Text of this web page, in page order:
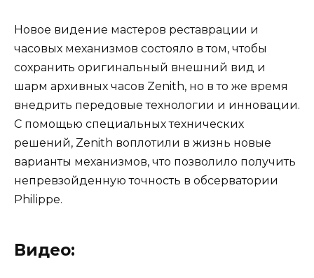
Новое видение мастеров реставрации и
часовых механизмов состояло в том, чтобы
сохранить оригинальный внешний вид и
шарм архивных часов Zenith, но в то же время
внедрить передовые технологии и инновации.
С помощью специальных технических
решений, Zenith воплотили в жизнь новые
варианты механизмов, что позволило получить
непревзойденную точность в обсерватории
Philippe.
Видео: